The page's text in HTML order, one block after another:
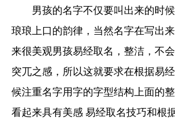
男孩的名字不仅要叫出来的时
琅琅上口的韵律，当然名字在写出
来很美观男孩易经取名，整洁，不
突兀之感，所以这就要求在根据易
候注重名字用字的字型结构上面的
看起来具有美感 易经取名技巧和根